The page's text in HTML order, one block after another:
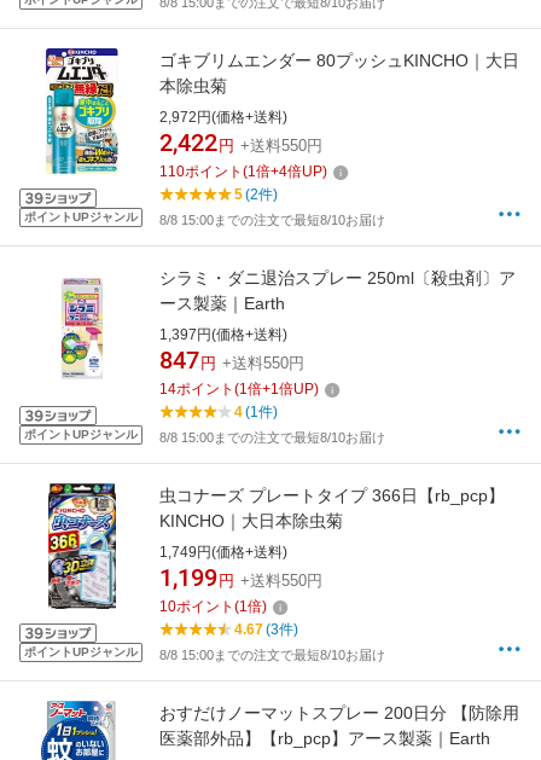
ポイントUPジャンル
ゴキブリムエンダー 80プッシュKINCHO｜大日
本除虫菊
2,972円(価格+送料)
2,422 円 +送料550円
110ポイント (1倍+4倍UP)
5(2件)
8/8 15:00までの注文で最短8/10お届け
ポイントUPジャンル
シラミ・ダニ退治スプレー 250ml〔殺虫剤〕ア
ース製薬｜Earth
1,397円(価格+送料)
847 円 +送料550円
14ポイント (1倍+1倍UP)
4(1件)
8/8 15:00までの注文で最短8/10お届け
ポイントUPジャンル
虫コナーズ プレートタイプ 366日【rb_pcp】
KINCHO｜大日本除虫菊
1,749円(価格+送料)
1,199 円 +送料550円
10ポイント (1倍)
4.67(3件)
8/8 15:00までの注文で最短8/10お届け
おすだけノーマットスプレー 200日分 【防除用
医薬部外品】【rb_pcp】アース製薬｜Earth